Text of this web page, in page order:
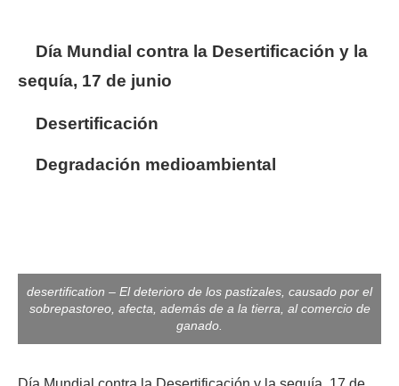
Día Mundial contra la Desertificación y la
sequía, 17 de junio
Desertificación
Degradación medioambiental
desertification – El deterioro de los pastizales, causado por el
sobrepastoreo, afecta, además de a la tierra, al comercio de
ganado.